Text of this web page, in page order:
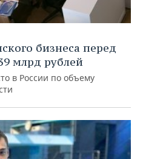
бизнеса перед
млрд рублей
в России по объему